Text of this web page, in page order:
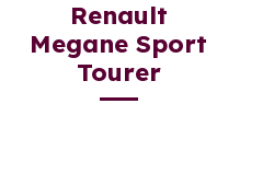
Renault
Megane Sport
Tourer